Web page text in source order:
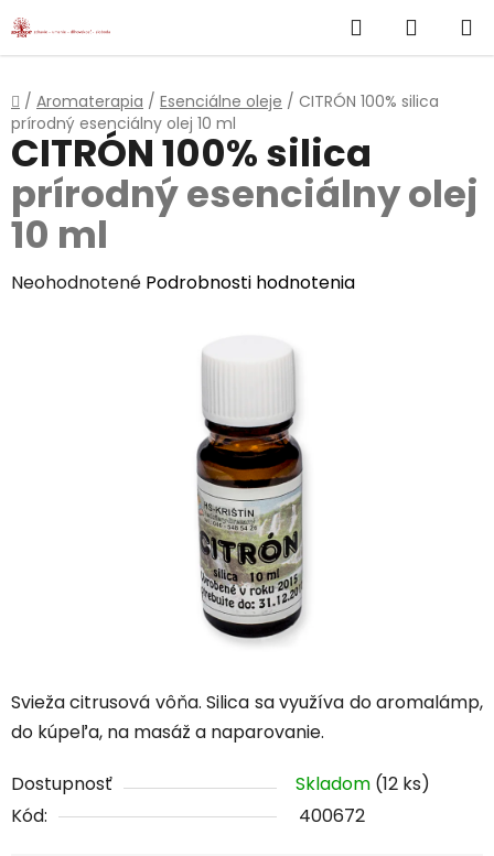
Prejsť
na
Hľadať
KOŠÍK
Domov
/ Aromaterapia / Esenciálne oleje / CITRÓN 100% silica
prírodný esenciálny olej 10 ml
Svieža citrusová vôňa. Silica sa využíva do aromalámp,
do kúpeľa, na masáž a naparovanie.
Dostupnosť Skladom (12 ks)
Kód:
400672
CITRÓN 100% silica
prírodný esenciálny olej
10 ml
Priemerné
Neohodnotené Podrobnosti hodnotenia